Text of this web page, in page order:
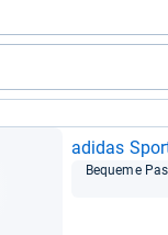
adi­das
Bequeme